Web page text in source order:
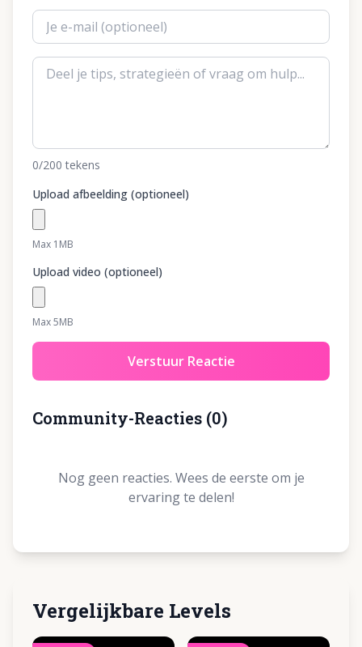
0/200 tekens
Upload afbeelding (optioneel)
Max 1MB
Upload video (optioneel)
Max 5MB
Verstuur Reactie
Community-Reacties (0)
Nog geen reacties. Wees de eerste om je
ervaring te delen!
Vergelijkbare Levels